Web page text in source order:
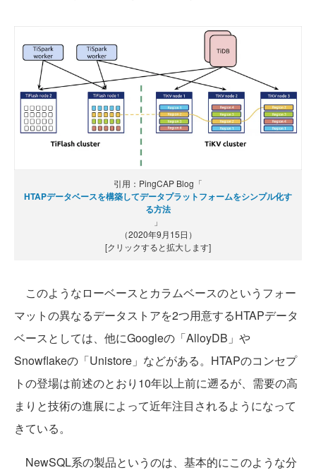
引用：PingCAP Blog「
HTAPデータベースを構築してデータプラットフォームをシンプル化す
る方法
」
（2020年9月15日）
[クリックすると拡大します]
このようなローベースとカラムベースのというフォー
マットの異なるデータストアを2つ用意するHTAPデータ
ベースとしては、他にGoogleの「AlloyDB」や
Snowflakeの「Unistore」などがある。HTAPのコンセプ
トの登場は前述のとおり10年以上前に遡るが、需要の高
まりと技術の進展によって近年注目されるようになって
きている。
NewSQL系の製品というのは、基本的にこのような分